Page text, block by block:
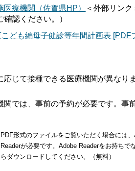
療機関（佐賀県HP） ＜外部リンク
認ください。）
ども編母子健診等年間計画表 [PDF
応じて接種できる医療機関が異なり
関では、事前の予約が必要です。事
PDF形式のファイルをご覧いただく場合には
Readerが必要です。Adobe Readerをお持ちで
らダウンロードしてください。（無料）